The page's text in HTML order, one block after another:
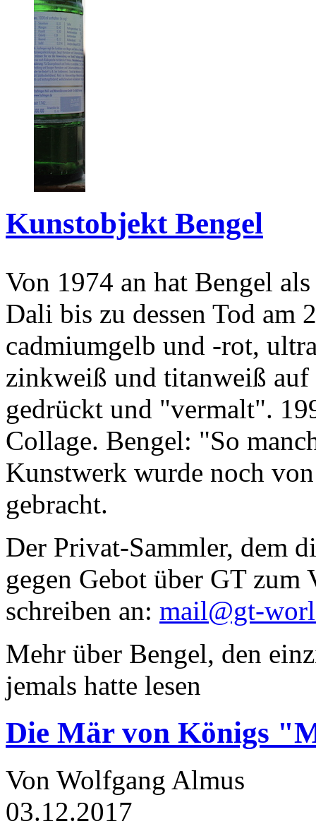
Kunstobjekt Bengel
Von 1974 an hat Bengel
Dali bis zu dessen Tod am
cadmiumgelb und -rot,
zinkweiß und titanweiß
gedrückt und "vermalt".
Collage. Bengel: "So
Kunstwerk wurde noch
gebracht.
Der Privat-Sammler, dem
gegen Gebot über GT zum
schreiben an: mail@gt-
Mehr über Bengel, den
jemals hatte lesen
Die Mär von Königs
Von Wolfgang Almus
03.12.2017